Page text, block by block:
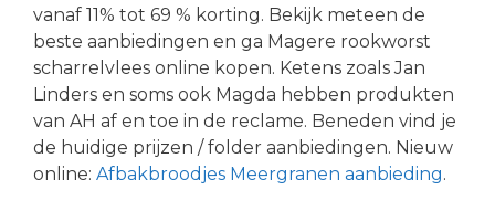
vanaf 11% tot 69 % korting. Bekijk meteen de
beste aanbiedingen en ga Magere rookworst
scharrelvlees online kopen. Ketens zoals Jan
Linders en soms ook Magda hebben produkten
van AH af en toe in de reclame. Beneden vind je
de huidige prijzen / folder aanbiedingen. Nieuw
online: Afbakbroodjes Meergranen aanbieding.